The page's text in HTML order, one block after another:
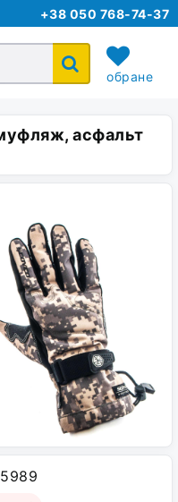
+38 050 768-74-37
обране
кошик
асфальт